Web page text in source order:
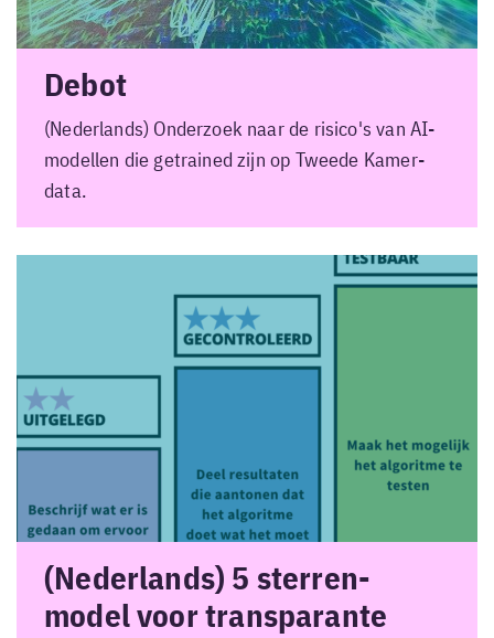
Debot
(Nederlands) Onderzoek naar de risico's van AI-
modellen die getrained zijn op Tweede Kamer-
data.
(Nederlands) 5 sterren-
model voor transparante